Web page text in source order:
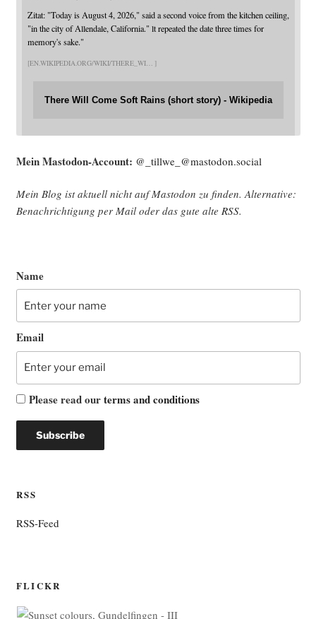
Zitat: "Today is August 4, 2026," said a second voice from the kitchen ceiling,
"in the city of Allendale, California." lt repeated the date three times for
memory's sake."
EN.WIKIPEDIA.ORG/WIKI/THERE_WI
There Will Come Soft Rains (short story) - Wikipedia
Mein Mast­o­don-Account: @_tillwe_@mastodon.social
Mein Blog ist aktu­ell nicht auf Mast­o­don zu fin­den. Alter­na­ti­ve:
Benach­rich­ti­gung per Mail oder das gute alte RSS.
Name
Email
Please read ourterms and conditions
RSS
RSS-Feed
FLICKR